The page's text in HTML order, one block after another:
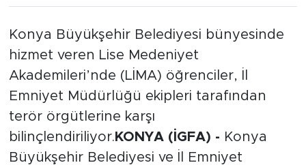
Konya Büyükşehir Belediyesi bünyesinde
hizmet veren Lise Medeniyet
Akademileri’nde (LİMA) öğrenciler, İl
Emniyet Müdürlüğü ekipleri tarafından
terör örgütlerine karşı
bilinçlendiriliyor. KONYA (İGFA) - Konya
Büyükşehir Belediyesi ve İl Emniyet